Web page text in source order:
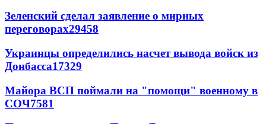
Зеленский сделал заявление о мирных
переговорах29458
Украинцы определились насчет вывода войск из
Донбасса17329
Майора ВСП поймали на "помощи" военному в
СОЧ7581